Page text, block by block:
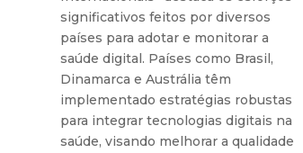
significativos feitos por diversos
países para adotar e monitorar a
saúde digital. Países como Brasil,
Dinamarca e Austrália têm
implementado estratégias robustas
para integrar tecnologias digitais na
saúde, visando melhorar a qualidade